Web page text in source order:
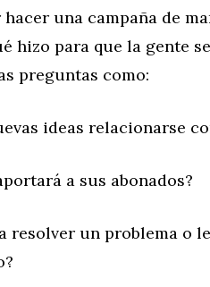
una campaña de
hizo para que la gente
preguntas como:
ideas relacionarse
a sus abonados?
un problema o le